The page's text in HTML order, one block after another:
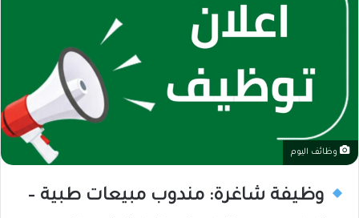
وظائف اليوم
وظيفة شاغرة: مندوب مبيعات طبية –